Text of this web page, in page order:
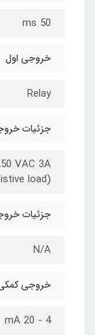
50 ms
خروجی اول
Relay
جزئیات
VAC 3A
load)
جزئیات
N/A
خروجی
4 - 20 mA